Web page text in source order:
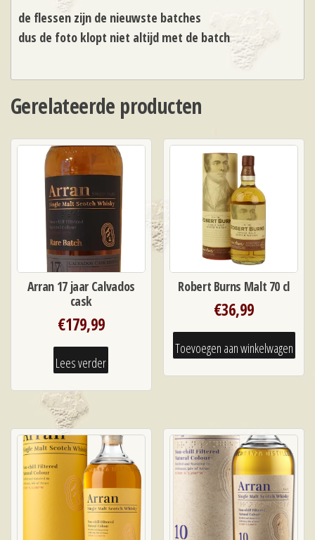
de flessen zijn de nieuwste batches
dus de foto klopt niet altijd met de batch
Gerelateerde producten
Arran 17 jaar Calvados
cask
€179,99
Lees verder
Robert Burns Malt 70 cl
€36,99
Toevoegen aan winkelwagen